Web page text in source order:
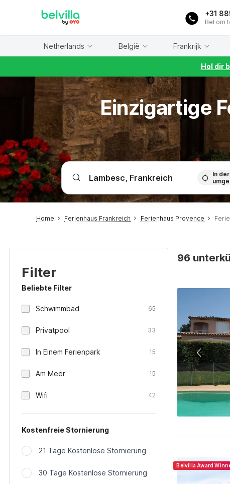
+31
Bel om
Netherlands België Frankrijk
Hol dir
Einzigartige
In der
Home Ferienhaus Frankreich Ferienhaus Provence
Filter
Beliebte Filter
Schwimmbad 65
Privatpool 33
In Einem Ferienpark 15
Am Meer 15
Wifi 42
Kostenfreie Stornierung
21 Tage Kostenlose Stornierung
30 Tage Kostenlose Stornierung
96
Belvilla Award